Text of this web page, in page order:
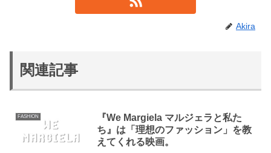
Akira
関連記事
FASHION
『We Margiela マルジェラと私た
ち』は「理想のファッション」を教
えてくれる映画。